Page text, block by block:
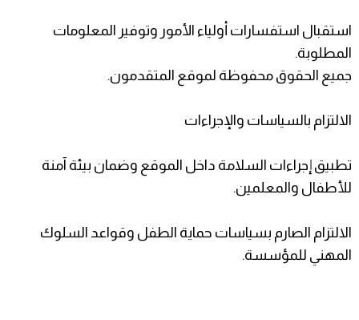
استقبال استفسارات أولياء الأمور وتوفير المعلومات
المطلوبة.
جميع الحقوق محفوظة لموقع المتقدمون.
الالتزام بالسياسات والإجراءات
تطبيق إجراءات السلامة داخل الموقع وضمان بيئة آمنة
للأطفال والمعلمين.
الالتزام الصارم بسياسات حماية الطفل وقواعد السلوك
المهني للمؤسسة.